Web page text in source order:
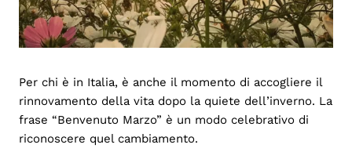
Per chi è in Italia, è anche il momento di accogliere il
rinnovamento della vita dopo la quiete dell’inverno. La
frase “Benvenuto Marzo” è un modo celebrativo di
riconoscere quel cambiamento.